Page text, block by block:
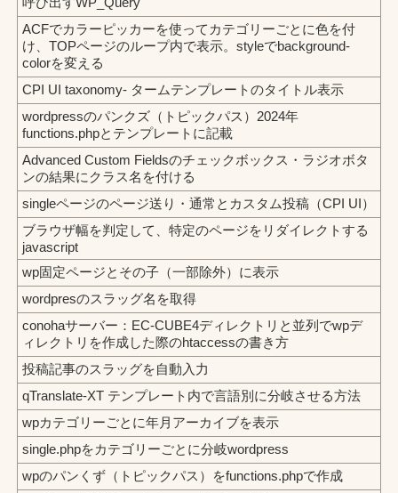
ACFでカラーピッカーを使ってカテゴリーごとに色を付
け、TOPページのループ内で表示。styleでbackground-
colorを変える
CPI UI taxonomy- タームテンプレートのタイトル表示
wordpressのパンクズ（トピックパス）2024年
functions.phpとテンプレートに記載
Advanced Custom Fieldsのチェックボックス・ラジオボタ
ンの結果にクラス名を付ける
singleページのページ送り・通常とカスタム投稿（CPI UI）
ブラウザ幅を判定して、特定のページをリダイレクトする
javascript
wp固定ページとその子（一部除外）に表示
wordpresのスラッグ名を取得
conohaサーバー：EC-CUBE4ディレクトリと並列でwpデ
ィレクトリを作成した際のhtaccessの書き方
投稿記事のスラッグを自動入力
qTranslate-XT テンプレート内で言語別に分岐させる方法
wpカテゴリーごとに年月アーカイブを表示
single.phpをカテゴリーごとに分岐wordpress
wpのパンくず（トピックパス）をfunctions.phpで作成